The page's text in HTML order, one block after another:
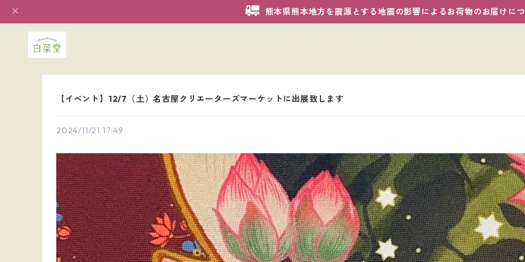
熊本県熊本地方を震源とする地震の影響によるお荷物のお届けに
【イベント】12/7（土）名古屋クリエーターズマーケットに出展致します
2024/11/21 17:49